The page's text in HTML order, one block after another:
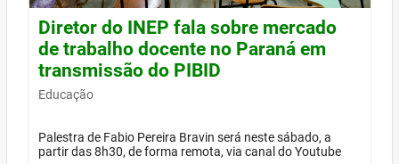
Diretor do INEP fala sobre mercado
de trabalho docente no Paraná em
transmissão do PIBID
Educação
Palestra de Fabio Pereira Bravin será neste sábado, a
partir das 8h30, de forma remota, via canal do Youtube